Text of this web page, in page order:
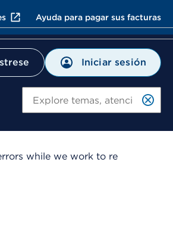
Ayuda para pagar sus facturas
Iniciar sesión
while we work to re